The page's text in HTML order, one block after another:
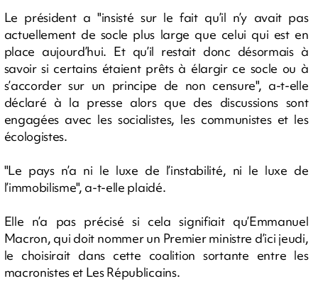
Le président a "insisté sur le fait qu’il n’y avait pas
actuellement de socle plus large que celui qui est en
place aujourd’hui. Et qu’il restait donc désormais à
savoir si certains étaient prêts à élargir ce socle ou à
s’accorder sur un principe de non censure", a-t-elle
déclaré à la presse alors que des discussions sont
engagées avec les socialistes, les communistes et les
écologistes.
"Le pays n’a ni le luxe de l’instabilité, ni le luxe de
l’immobilisme", a-t-elle plaidé.
Elle n’a pas précisé si cela signifiait qu’Emmanuel
Macron, qui doit nommer un Premier ministre d’ici jeudi,
le choisirait dans cette coalition sortante entre les
macronistes et Les Républicains.